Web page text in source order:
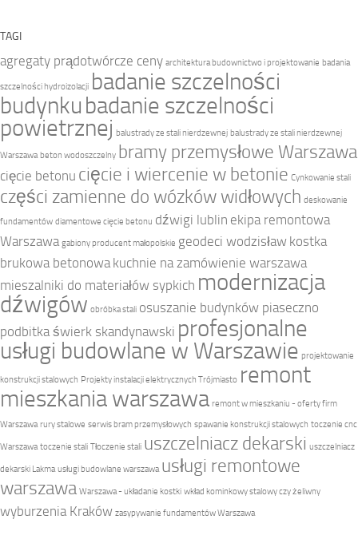
TAGI
agregaty prądotwórcze ceny architektura budownictwo i projektowanie badania
szczelności hydroizolacji badanie szczelności
budynku badanie szczelności
powietrznej balustrady ze stali nierdzewnej balustrady ze stali nierdzewnej
Warszawa beton wodoszczelny bramy przemysłowe Warszawa
cięcie betonu cięcie i wiercenie w betonie Cynkowanie stali
części zamienne do wózków widłowych deskowanie
fundamentów diamentowe cięcie betonu dźwigi lublin ekipa remontowa
Warszawa gabiony producent małopolskie geodeci wodzisław kostka
brukowa betonowa kuchnie na zamówienie warszawa
mieszalniki do materiałów sypkich modernizacja
dźwigów obróbka stali osuszanie budynków piaseczno
podbitka świerk skandynawski profesjonalne
usługi budowlane w Warszawie projektowanie
konstrukcji stalowych Projekty instalacji elektrycznych Trójmiasto remont
mieszkania warszawa remont w mieszkaniu - oferty firm
Warszawa rury stalowe serwis bram przemysłowych spawanie konstrukcji stalowych toczenie cnc
Warszawa toczenie stali Tłoczenie stali uszczelniacz dekarski uszczelniacz
dekarski Lakma usługi budowlane warszawa usługi remontowe
warszawa Warszawa - układanie kostki wkład kominkowy stalowy czy żeliwny
wyburzenia Kraków zasypywanie fundamentów Warszawa